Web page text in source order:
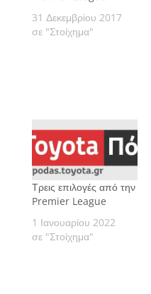
31 Δεκεμβρίου 2017
σε "Στοίχημα"
Τρεις επιλογές από την
Premier League
1 Ιανουαρίου 2022
σε "Στοίχημα"